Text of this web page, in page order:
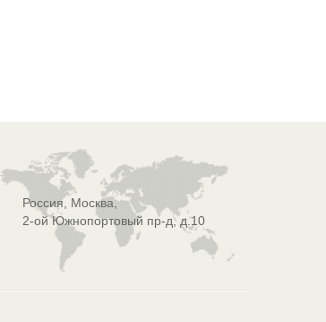
Россия, Москва,
2-ой Южнопортовый пр-д, д.10